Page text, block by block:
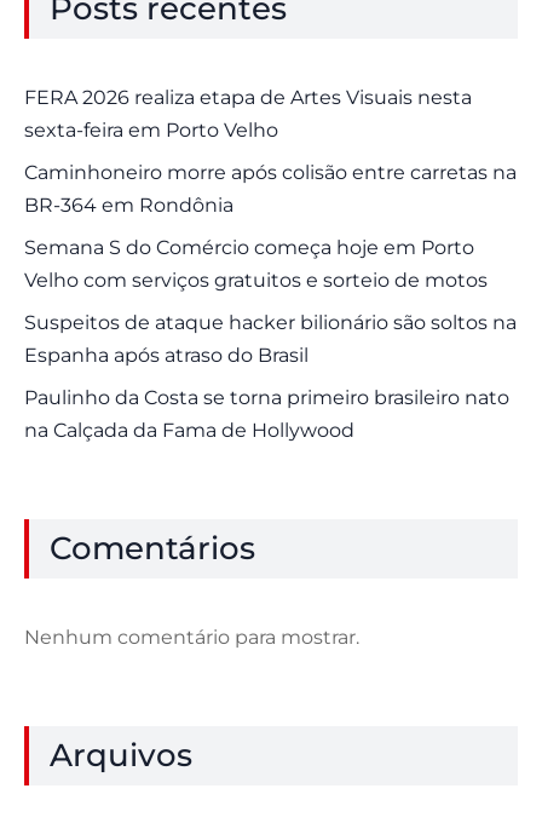
Posts recentes
FERA 2026 realiza etapa de Artes Visuais nesta
sexta-feira em Porto Velho
Caminhoneiro morre após colisão entre carretas na
BR-364 em Rondônia
Semana S do Comércio começa hoje em Porto
Velho com serviços gratuitos e sorteio de motos
Suspeitos de ataque hacker bilionário são soltos na
Espanha após atraso do Brasil
Paulinho da Costa se torna primeiro brasileiro nato
na Calçada da Fama de Hollywood
Comentários
Nenhum comentário para mostrar.
Arquivos